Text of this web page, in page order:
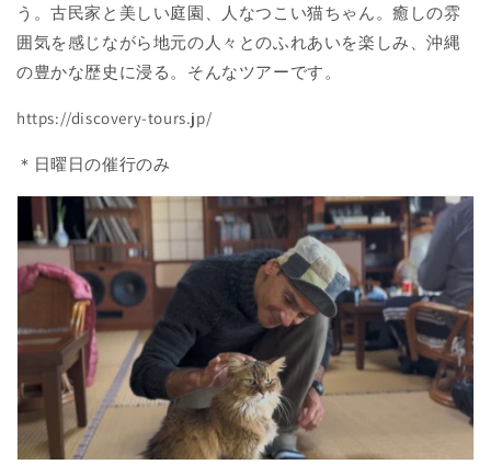
う。古民家と美しい庭園、人なつこい猫ちゃん。癒しの雰
囲気を感じながら地元の人々とのふれあいを楽しみ、沖縄
の豊かな歴史に浸る。そんなツアーです。
https://discovery-tours.jp/
＊日曜日の催行のみ